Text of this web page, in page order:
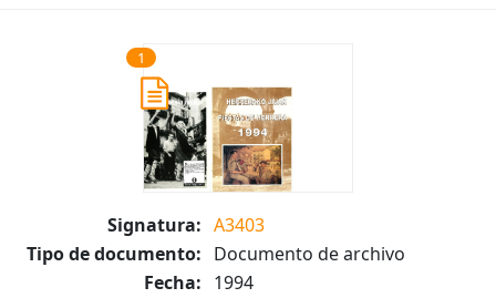
1
Signatura: A3403
Tipo de documento: Documento de archivo
Fecha: 1994